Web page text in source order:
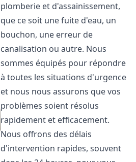
plomberie et d'assainissement,
que ce soit une fuite d'eau, un
bouchon, une erreur de
canalisation ou autre. Nous
sommes équipés pour répondre
à toutes les situations d'urgence
et nous nous assurons que vos
problèmes soient résolus
rapidement et efficacement.
Nous offrons des délais
d'intervention rapides, souvent